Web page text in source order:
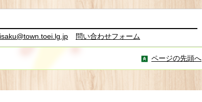
問い合わせフォーム
ページの先頭へ